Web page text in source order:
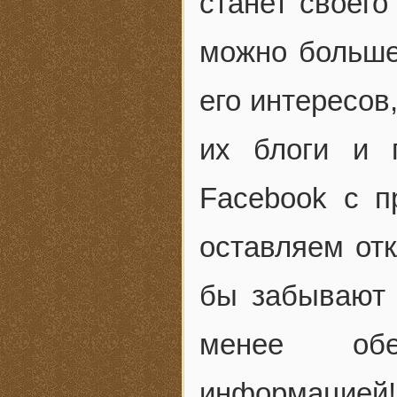
можно
его
их блоги и
Facebook с
оставляем
бы
менее